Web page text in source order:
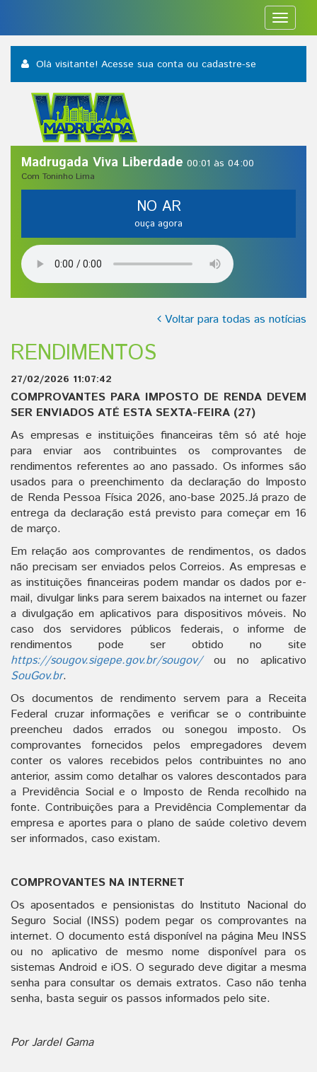
Toggle
Olá visitante! Acesse sua conta ou cadastre-se
Madrugada Viva Liberdade 00:01 às 04:00
Com Toninho Lima
NO AR
ouça agora
Voltar para todas as notícias
RENDIMENTOS
27/02/2026 11:07:42
COMPROVANTES PARA IMPOSTO DE RENDA DEVEM
SER ENVIADOS ATÉ ESTA SEXTA-FEIRA (27)
As empresas e instituições financeiras têm só até hoje
para enviar aos contribuintes os comprovantes de
rendimentos referentes ao ano passado. Os informes são
usados para o preenchimento da declaração do Imposto
de Renda Pessoa Física 2026, ano-base 2025.Já prazo de
entrega da declaração está previsto para começar em 16
de março.
Em relação aos comprovantes de rendimentos, os dados
não precisam ser enviados pelos Correios. As empresas e
as instituições financeiras podem mandar os dados por e-
mail, divulgar links para serem baixados na internet ou fazer
a divulgação em aplicativos para dispositivos móveis. No
caso dos servidores públicos federais, o informe de
rendimentos pode ser obtido no site
https://sougov.sigepe.gov.br/sougov/ ou no aplicativo
SouGov.br.
Os documentos de rendimento servem para a Receita
Federal cruzar informações e verificar se o contribuinte
preencheu dados errados ou sonegou imposto. Os
comprovantes fornecidos pelos empregadores devem
conter os valores recebidos pelos contribuintes no ano
anterior, assim como detalhar os valores descontados para
a Previdência Social e o Imposto de Renda recolhido na
fonte. Contribuições para a Previdência Complementar da
empresa e aportes para o plano de saúde coletivo devem
ser informados, caso existam.
COMPROVANTES NA INTERNET
Os aposentados e pensionistas do Instituto Nacional do
Seguro Social (INSS) podem pegar os comprovantes na
internet. O documento está disponível na página Meu INSS
ou no aplicativo de mesmo nome disponível para os
sistemas Android e iOS. O segurado deve digitar a mesma
senha para consultar os demais extratos. Caso não tenha
senha, basta seguir os passos informados pelo site.
Por Jardel Gama